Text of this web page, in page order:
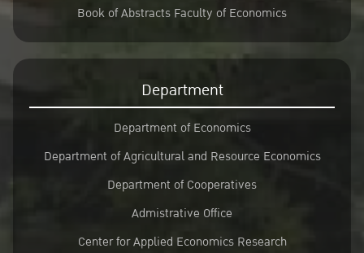
Book of Abstracts Faculty of Economics
Department
Department of Economics
Department of Agricultural and Resource Economics
Department of Cooperatives
Admistrative Office
Center for Applied Economics Research